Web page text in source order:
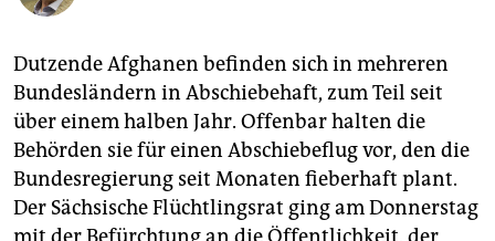
genossenschaft
epaper login
Dutzende Afghanen befinden sich in mehreren
Bundesländern in Abschiebehaft, zum Teil seit
über einem halben Jahr. Offenbar halten die
Behörden sie für einen Abschiebeflug vor, den die
Bundesregierung seit Monaten fieberhaft plant.
Der Sächsische Flüchtlingsrat ging am Donnerstag